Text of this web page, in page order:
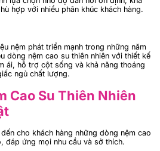
hợp với nhiều phân khúc khách hàng.
nệm phát triển mạnh trong những năm
dòng nệm cao su thiên nhiên với thiết kế
ái, hỗ trợ cột sống và khả năng thoáng
ngủ chất lượng.
Cao Su Thiên Nhiên
cho khách hàng những dòng nệm cao
đáp ứng mọi nhu cầu và sở thích.